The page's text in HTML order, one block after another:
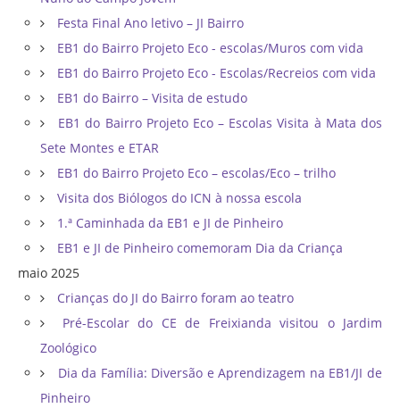
Festa Final Ano letivo – JI Bairro
EB1 do Bairro Projeto Eco - escolas/Muros com vida
EB1 do Bairro Projeto Eco - Escolas/Recreios com vida
EB1 do Bairro – Visita de estudo
EB1 do Bairro Projeto Eco – Escolas Visita à Mata dos
Sete Montes e ETAR
EB1 do Bairro Projeto Eco – escolas/Eco – trilho
Visita dos Biólogos do ICN à nossa escola
1.ª Caminhada da EB1 e JI de Pinheiro
EB1 e JI de Pinheiro comemoram Dia da Criança
maio 2025
Crianças do JI do Bairro foram ao teatro
Pré-Escolar do CE de Freixianda visitou o Jardim
Zoológico
Dia da Família: Diversão e Aprendizagem na EB1/JI de
Pinheiro